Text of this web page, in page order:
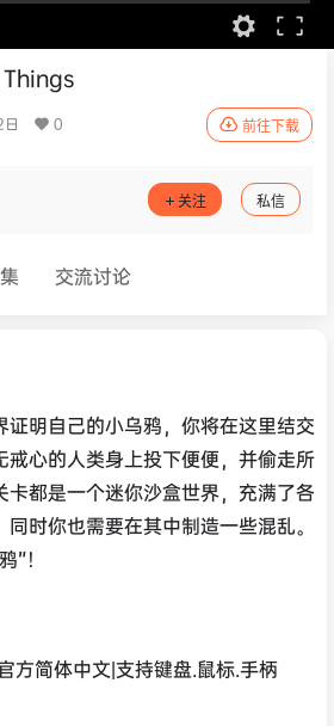
0 前往下载
关注 私信
交流讨论
证明自己的小乌鸦，你将在这里结交
戒心的人类身上投下便便，并偷走所
卡都是一个迷你沙盒世界，充满了各
时你也需要在其中制造一些混乱。
”！
方简体中文|支持键盘.鼠标.手柄